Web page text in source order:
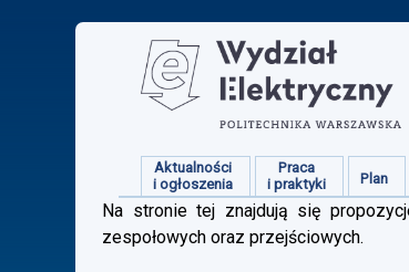
Aktualności
i ogłoszenia
Praca
i praktyki
Plan
Na stronie tej znajdują się
zespołowych oraz przejściowych.